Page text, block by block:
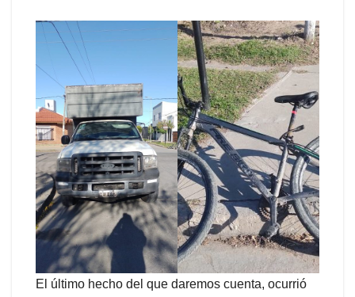
El último hecho del que daremos cuenta, ocurrió